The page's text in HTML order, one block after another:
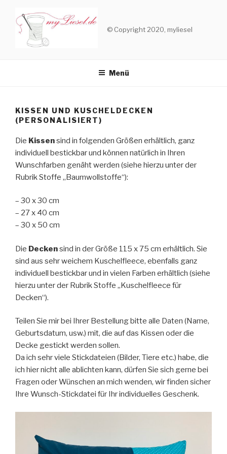
Inhalt
springen
© Copyright 2020, myliesel
Menü
KISSEN UND KUSCHELDECKEN
(PERSONALISIERT)
Die Kissensind in folgenden Größen erhältlich, ganz
individuell bestickbar und können natürlich in Ihren
Wunschfarben genäht werden (siehe hierzu unter der
Rubrik Stoffe „Baumwollstoffe“):
– 30 x 30 cm
– 27 x 40 cm
– 30 x 50 cm
Die Deckensind in der Größe 115 x 75 cm erhältlich. Sie
sind aus sehr weichem Kuschelfleece, ebenfalls ganz
individuell bestickbar und in vielen Farben erhältlich (siehe
hierzu unter der Rubrik Stoffe „Kuschelfleece für
Decken“).
Teilen Sie mir bei Ihrer Bestellung bitte alle Daten (Name,
Geburtsdatum, usw.) mit, die auf das Kissen oder die
Decke gestickt werden sollen.
Da ich sehr viele Stickdateien (Bilder, Tiere etc.) habe, die
ich hier nicht alle ablichten kann, dürfen Sie sich gerne bei
Fragen oder Wünschen an mich wenden, wir finden sicher
Ihre Wunsch-Stickdatei für Ihr individuelles Geschenk.